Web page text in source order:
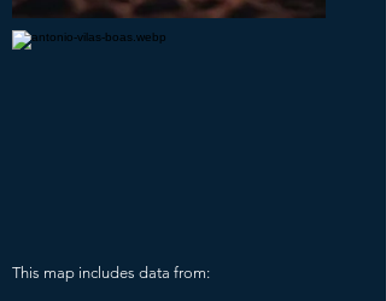
This map includes data from: